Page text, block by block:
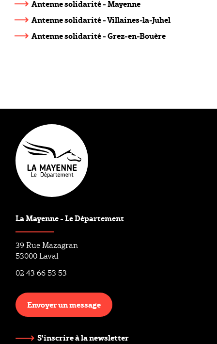
Antenne solidarité - Mayenne
Antenne solidarité - Villaines-la-Juhel
Antenne solidarité - Grez-en-Bouère
La Mayenne - Le Département
39 Rue Mazagran
53000 Laval
02 43 66 53 53
Envoyer un message
S'inscrire à la newsletter